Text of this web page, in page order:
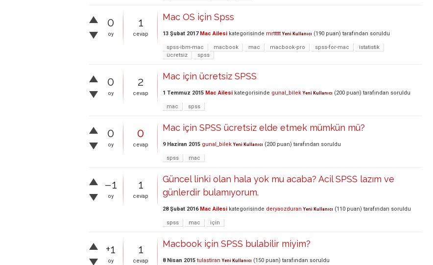
0
oy
1
cevap
Mac OS için Spss
13 Şubat 2017 Mac Ailesi kategorisinde mrttttt Yeni Kullanıcı (190 puan) tarafından soruldu
spss-ibm-mac macbook mac macbook-pro spss-for-mac
istatistik
ücretsiz
spss
0
oy
2
cevap
Mac için ücretsiz SPSS
1 Temmuz 2015 Mac Ailesi kategorisinde gunal_bilek Yeni Kullanıcı (200 puan) tarafından soruldu
mac spss
0
oy
0
cevap
Mac için SPSS ücretsiz elde etmek mümkün mü?
9 Haziran 2015 gunal_bilek Yeni Kullanıcı (200 puan) tarafından soruldu
spss mac
–1
oy
1
cevap
Güncel linki olan hala yok mu acaba? Acil SPSS lazım ve
günlerdir bulamıyorum.
28 Şubat 2016 Mac Ailesi kategorisinde deryaozduran Yeni Kullanıcı (110 puan) tarafından soruldu
spss mac için
+1
oy
1
cevap
Macbook için SPSS bulabilir miyim?
8 Nisan 2015 tulastiran Yeni Kullanıcı (150 puan) tarafından soruldu